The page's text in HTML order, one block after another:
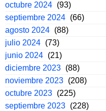
octubre 2024 (93)
septiembre 2024 (66)
agosto 2024 (88)
julio 2024 (73)
junio 2024 (21)
diciembre 2023 (88)
noviembre 2023 (208)
octubre 2023 (225)
septiembre 2023 (228)